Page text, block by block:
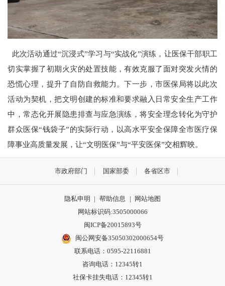
此次活动通过“沉浸式”学习与“实战化”演练，让医保干部职工
切实掌握了初期火灾的处置技能，有效克服了面对突发火情的
恐慌心理，提升了自防自救能力。下一步，市医保局将以此次
活动为契机，把文明创建的标准和要求融入日常安全生产工作
中，常态化开展隐患排查与应急演练，将安全理念转化为守护
群众医保“钱袋子”的实际行动，以高水平安全保障全市医疗保
障事业高质量发展，让“文明医保”与“平安医保”交相辉映。
市政府部门 国家部委 各省区市
隐私申明 | 帮助信息 |
网站地图
网站标识码:3505000066
闽ICP备20015893号
闽公网安备35050302000654号
联系电话：0595-22116881
咨询电话：12345转1
社保卡挂失电话：12345转1